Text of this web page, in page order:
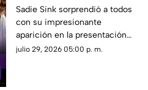
'Spider-Man: Brand
New Day'
Sadie Sink sorprendió a todos
con su impresionante
aparición en la presentación
de ‘Spider-Man: Brand New
julio 29, 2026 05:00 p. m.